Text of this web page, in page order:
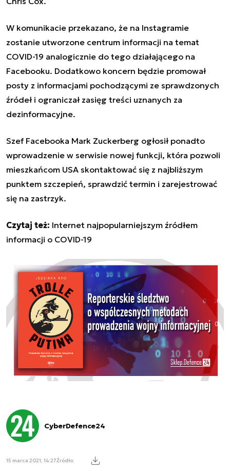
W komunikacie przekazano, że na Instagramie
zostanie utworzone centrum informacji na temat
COVID-19 analogicznie do tego działającego na
Facebooku. Dodatkowo koncern będzie promował
posty z informacjami pochodzącymi ze sprawdzonych
źródeł i ograniczał zasięg treści uznanych za
dezinformacyjne.
Szef Facebooka Mark Zuckerberg ogłosił ponadto
wprowadzenie w serwisie nowej funkcji, która pozwoli
mieszkańcom USA skontaktować się z najbliższym
punktem szczepień, sprawdzić termin i zarejestrować
się na zastrzyk.
Czytaj też: Internet najpopularniejszym źródłem
informacji o COVID-19
CyberDefence24
15 marca 2021, 14:27Źródło: